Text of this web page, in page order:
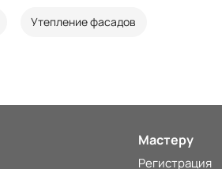
Утепление фасадов
Мастеру
Регистрация